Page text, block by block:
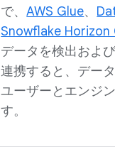
で、AWS Glue、
Snowflake Horizon
データを検出およ
連携すると、デー
ユーザーとエンジ
す。